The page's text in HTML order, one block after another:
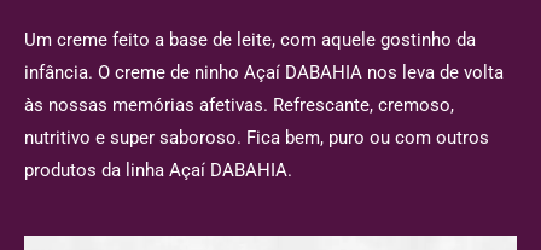
Um creme feito a base de leite, com aquele gostinho da
infância. O creme de ninho Açaí DABAHIA nos leva de volta
às nossas memórias afetivas. Refrescante, cremoso,
nutritivo e super saboroso. Fica bem, puro ou com outros
produtos da linha Açaí DABAHIA.